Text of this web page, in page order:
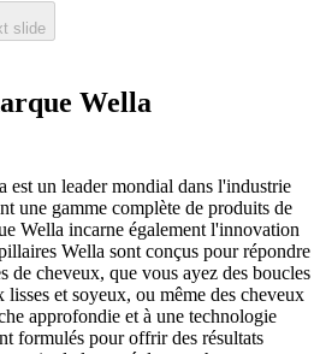
slide
Wella
est un leader mondial dans l'industrie
une gamme complète de produits de
Wella incarne également l'innovation
Wella sont conçus pour répondre
de cheveux, que vous ayez des boucles
lisses et soyeux, ou même des cheveux
approfondie et à une technologie
formulés pour offrir des résultats